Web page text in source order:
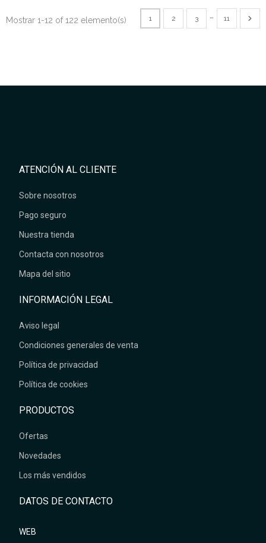
Mostrar 1-12 of 122 elemento(s) 1 2 3 … 11
ATENCIÓN AL CLIENTE
Sobre nosotros
Pago seguro
Nuestra tienda
Contacta con nosotros
Mapa del sitio
INFORMACIÓN LEGAL
Aviso legal
Condiciones generales de venta
Política de privacidad
Política de cookies
PRODUCTOS
Ofertas
Novedades
Los más vendidos
DATOS DE CONTACTO
WEB